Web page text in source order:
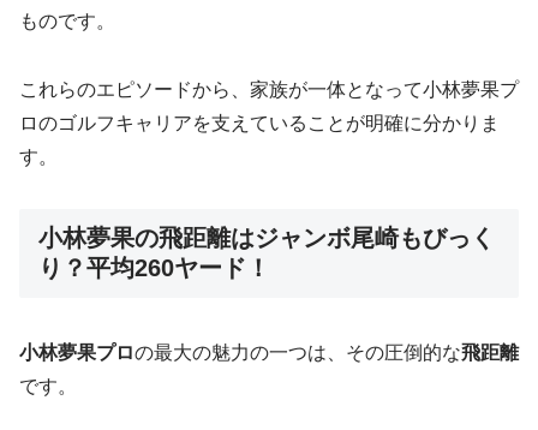
ものです。
これらのエピソードから、家族が一体となって小林夢果プ
ロのゴルフキャリアを支えていることが明確に分かりま
す。
小林夢果の飛距離はジャンボ尾崎もびっく
り？平均260ヤード！
小林夢果プロの最大の魅力の一つは、その圧倒的な飛距離
です。